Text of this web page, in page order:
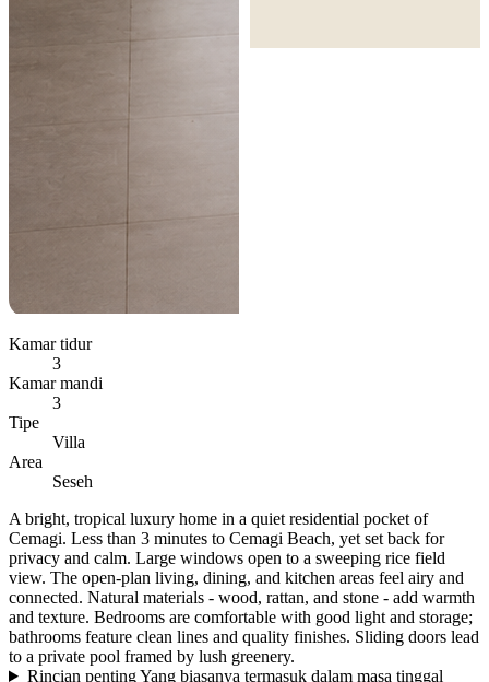
Kamar tidur
3
Kamar mandi
3
Tipe
Villa
Area
Seseh
A bright, tropical luxury home in a quiet residential pocket of
Cemagi. Less than 3 minutes to Cemagi Beach, yet set back for
privacy and calm. Large windows open to a sweeping rice field
view. The open-plan living, dining, and kitchen areas feel airy and
connected. Natural materials - wood, rattan, and stone - add warmth
and texture. Bedrooms are comfortable with good light and storage;
bathrooms feature clean lines and quality finishes. Sliding doors lead
to a private pool framed by lush greenery.
Rincian pentingYang biasanya termasuk dalam masa tinggal